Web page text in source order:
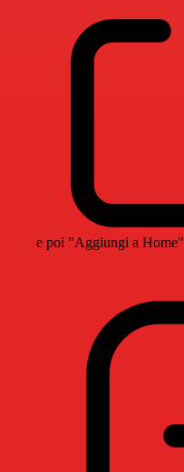
e poi "Aggiungi a Home"